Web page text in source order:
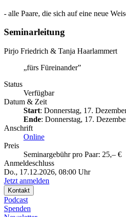
- alle Paare, die sich auf eine neue
Seminarleitung
Pirjo Friedrich & Tanja Haarlammert
„fürs Füreinander”
Status
Verfügbar
Datum & Zeit
Start: Donnerstag, 17.
Ende: Donnerstag, 17.
Anschrift
Online
Preis
Seminargebühr pro Paar: 25,– €
Anmeldeschluss
Do., 17.12.2026, 08:00 Uhr
Jetzt anmelden
Kontakt
Podcast
Spenden